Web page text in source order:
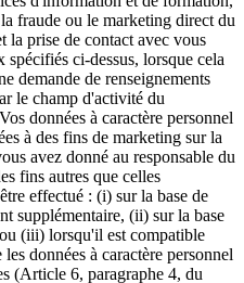
fraude ou le marketing direct du
la prise de contact avec vous
spécifiés ci-dessus, lorsque cela
demande de renseignements
le champ d'activité du
données à caractère personnel
à des fins de marketing sur la
avez donné au responsable du
fins autres que celles
effectué : (i) sur la base de
supplémentaire, (ii) sur la base
(iii) lorsqu'il est compatible
données à caractère personnel
(Article 6, paragraphe 4, du